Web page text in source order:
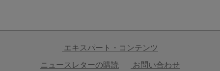
エキスパート・コンテンツ
ニュースレターの購読
お問い合わせ